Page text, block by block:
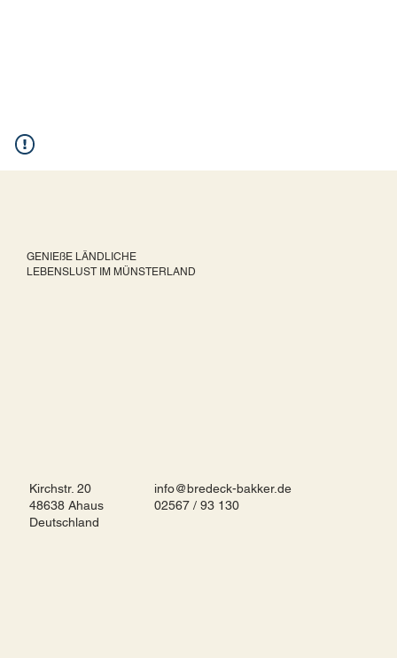
GENIEßE LÄNDLICHE
LEBENSLUST IM MÜNSTERLAND
Kirchstr. 20
48638 Ahaus
Deutschland
info@bredeck-bakker.de
02567 / 93 130